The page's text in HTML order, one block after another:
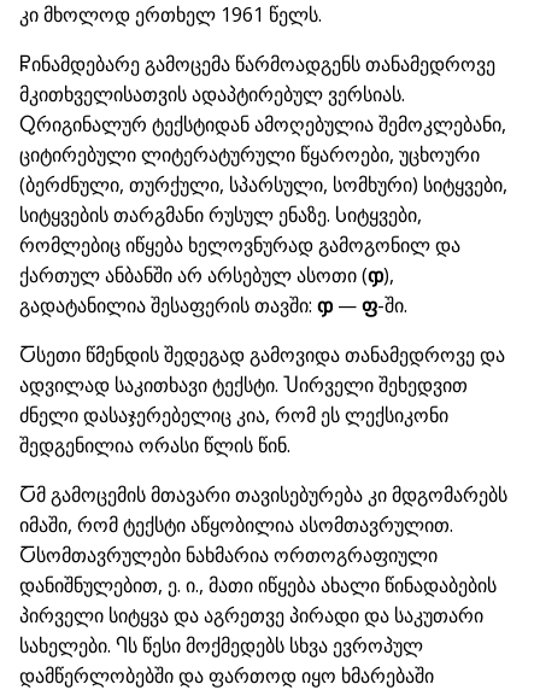
კი მხოლოდ ერთხელ 1961 წელს.
Ⴜინამდებარე გამოცემა წარმოადგენს თანამედროვე
მკითხველისათვის ადაპტირებულ ვერსიას.
Ⴍრიგინალურ ტექსტიდან ამოღებულია შემოკლებანი,
ციტირებული ლიტერატურული წყაროები, უცხოური
(ბერძნული, თურქული, სპარსული, სომხური) სიტყვები,
სიტყვების თარგმანი რუსულ ენაზე. Ⴑიტყვები,
რომლებიც იწყება ხელოვნურად გამოგონილ და
ქართულ ანბანში არ არსებულ ასოთი (ჶ),
გადატანილია შესაფერის თავში: ჶ—ფ-ში.
Ⴀსეთი წმენდის შედეგად გამოვიდა თანამედროვე და
ადვილად საკითხავი ტექსტი. Ⴎირველი შეხედვით
ძნელი დასაჯერებელიც კია, რომ ეს ლექსიკონი
შედგენილია ორასი წლის წინ.
Ⴀმ გამოცემის მთავარი თავისებურება კი მდგომარებს
იმაში, რომ ტექსტი აწყობილია ასომთავრულით.
Ⴀსომთავრულები ნახმარია ორთოგრაფიული
დანიშნულებით, ე. ი., მათი იწყება ახალი წინადაბების
პირველი სიტყვა და აგრეთვე პირადი და საკუთარი
სახელები. Ⴄს წესი მოქმედებს სხვა ევროპულ
დამწერლობებში და ფართოდ იყო ხმარებაში